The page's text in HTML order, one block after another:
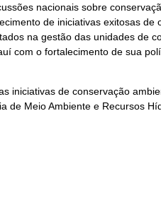
nacionais sobre
de iniciativas exitosas de
na gestão das unidades de
com o fortalecimento de sua
iniciativas de conservação
de Meio Ambiente e Recursos